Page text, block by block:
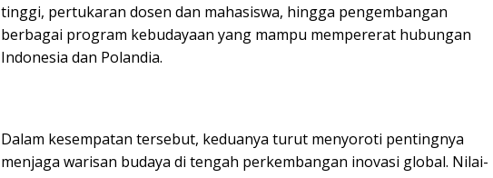
tinggi, pertukaran dosen dan mahasiswa, hingga pengembangan
berbagai program kebudayaan yang mampu mempererat hubungan
Indonesia dan Polandia.
Dalam kesempatan tersebut, keduanya turut menyoroti pentingnya
menjaga warisan budaya di tengah perkembangan inovasi global. Nilai-